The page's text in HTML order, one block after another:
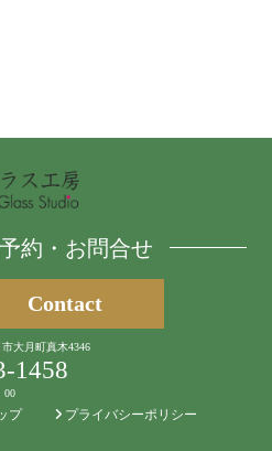
約・お問合せ
Contact
大月町真木4346
1458
00
プ プライバシーポリシー